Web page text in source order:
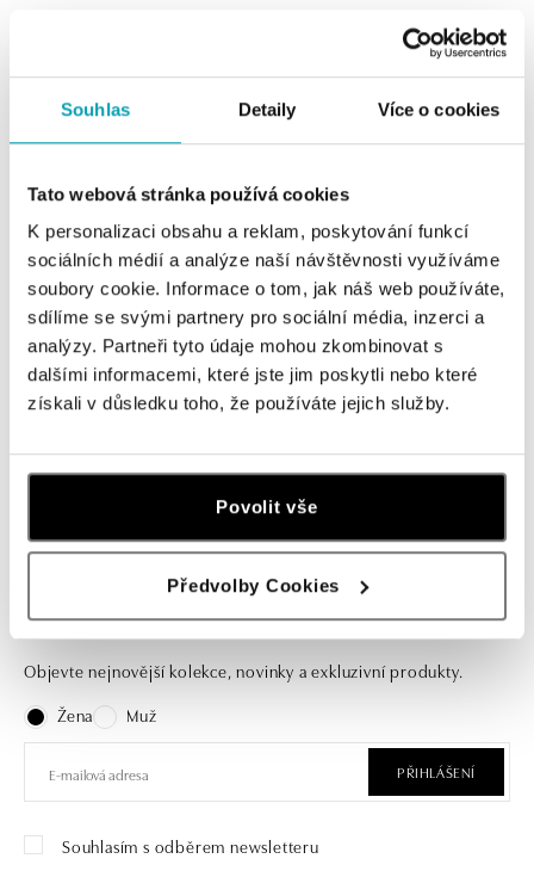
Souhlas Detaily Více o cookies
Tato webová stránka používá cookies
K personalizaci obsahu a reklam, poskytování funkcí
sociálních médií a analýze naší návštěvnosti využíváme
soubory cookie. Informace o tom, jak náš web používáte,
sdílíme se svými partnery pro sociální média, inzerci a
analýzy. Partneři tyto údaje mohou zkombinovat s
dalšími informacemi, které jste jim poskytli nebo které
získali v důsledku toho, že používáte jejich služby.
Povolit vše
Předvolby Cookies
FILTR
CAPOLAVORO
Náhrdelník s diamanty a
levandulovým ametystem Twinkle
od 94 500 Kč
ALO
Náhrdelník s diamanty a
ametystem Lavender Tear
od 196 928 Kč
Přihlaste se k odběru newsletteru
Objevte nejnovější kolekce, novinky a exkluzivní produkty.
Žena
Muž
PŘIHLÁŠENÍ
Souhlasím s odběrem newsletteru